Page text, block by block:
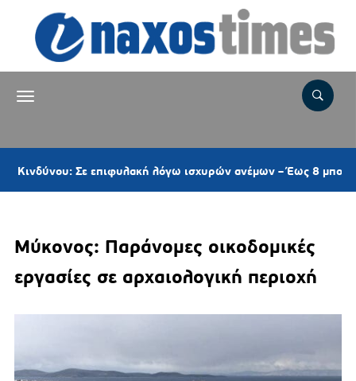
Σε επιφυλακή λόγω ισχυρών ανέμων – Έως 8 μποφόρ στις
Μύκονος: Παράνομες οικοδομικές
εργασίες σε αρχαιολογική περιοχή